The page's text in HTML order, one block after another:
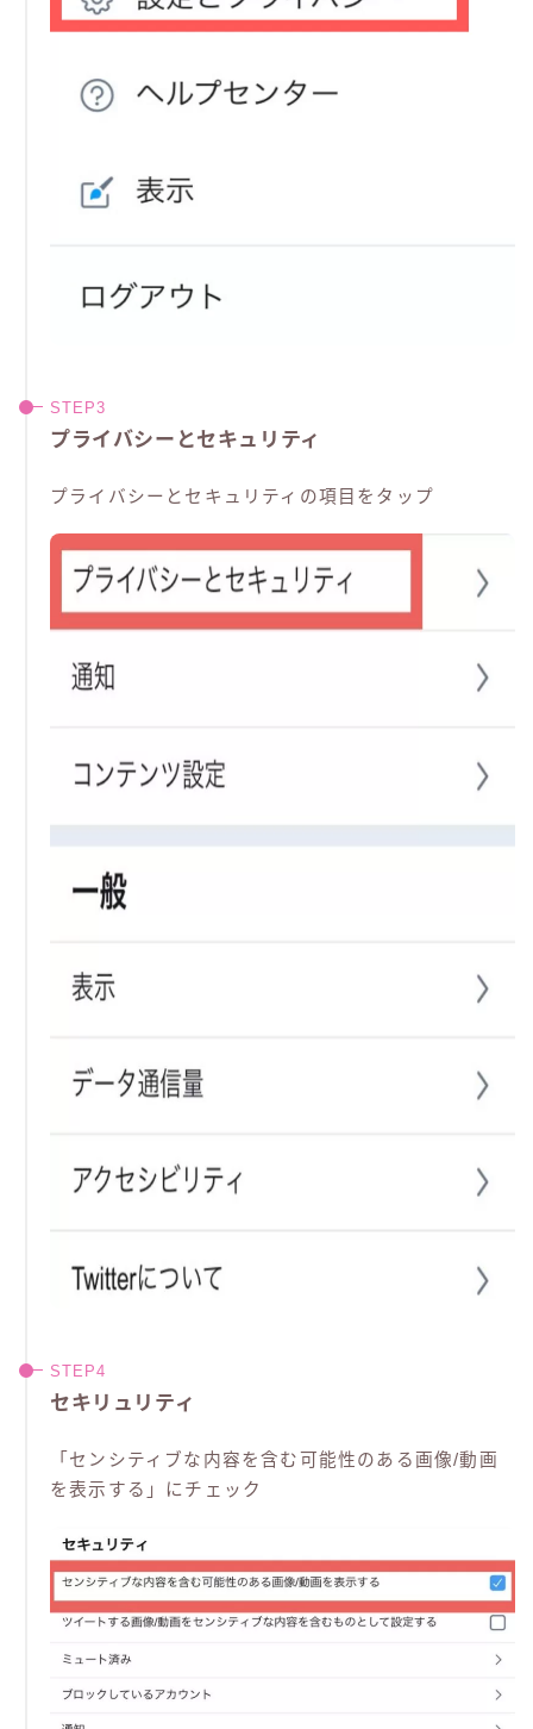
プライバシーとセキュリティ
プライバシーとセキュリティの項目をタップ
セキリュリティ
「センシティブな内容を含む可能性のある画像/動画
を表示する」にチェック